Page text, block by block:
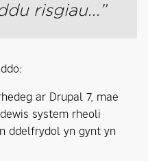
risgiau...”
ar Drupal 7, mae
system rheoli
ddelfrydol yn gynt yn